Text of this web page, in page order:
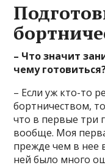
– Что значит
чему
– Если уж кто-то
бортничеством,
что в первые три
вообще. Моя
прежде чем в нее
ней было много